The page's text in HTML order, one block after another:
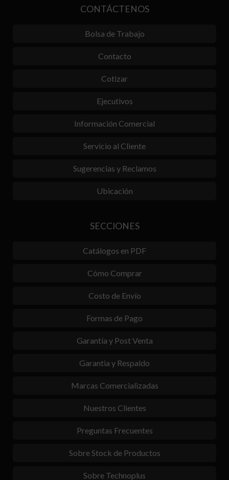
CONTÁCTENOS
Bolsa de Trabajo
Contacto
Cotizar
Ejecutivos
Información Comercial
Servicio al Cliente
Sugerencias y Reclamos
Ubicación
SECCIONES
Catálogos en PDF
Cómo Comprar
Costo de Envío
Formas de Pago
Garantía y Post Venta
Garantia y Respaldo
Marcas Comercializadas
Nuestros Clientes
Preguntas Frecuentes
Sobre Stock de Productos
Sobre Technoplus